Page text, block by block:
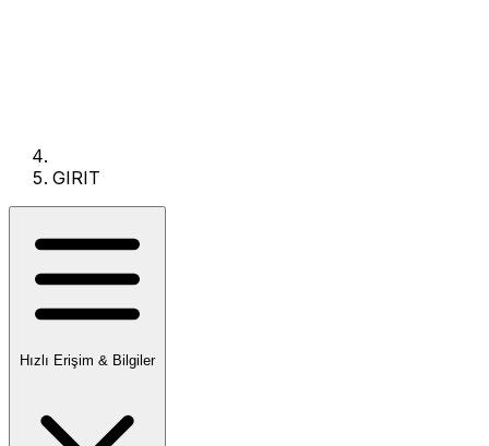
GIRIT
Hızlı Erişim & Bilgiler